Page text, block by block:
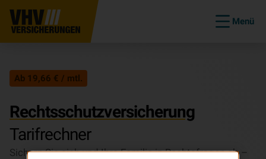
Menü
Ab 19,66 € / mtl.
Rechtsschutzversicherung
Tarifrechner
Sichern Sie sich und Ihre Familie in Rechtsfragen ab –